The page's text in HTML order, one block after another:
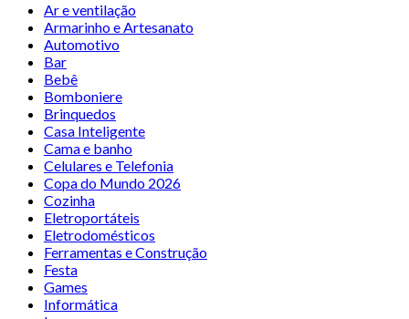
Ar e ventilação
Armarinho e Artesanato
Automotivo
Bar
Bebê
Bomboniere
Brinquedos
Casa Inteligente
Cama e banho
Celulares e Telefonia
Copa do Mundo 2026
Cozinha
Eletroportáteis
Eletrodomésticos
Ferramentas e Construção
Festa
Games
Informática